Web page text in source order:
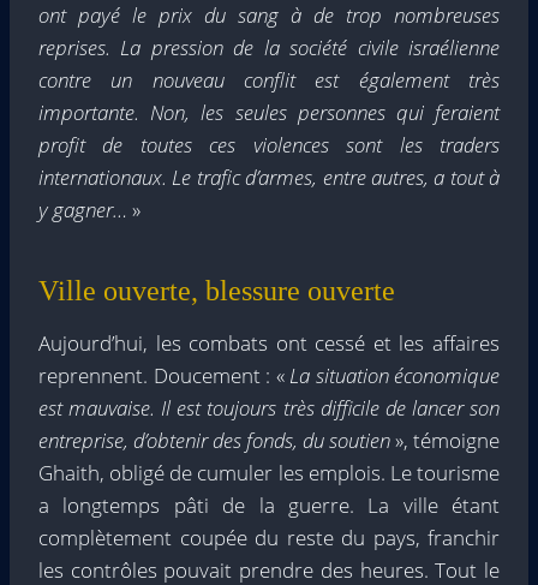
ont payé le prix du sang à de trop nombreuses
reprises. La pression de la société civile israélienne
contre un nouveau conflit est également très
importante. Non, les seules personnes qui feraient
profit de toutes ces violences sont les traders
internationaux. Le trafic d’armes, entre autres, a tout à
y gagner… »
Ville ouverte, blessure ouverte
Aujourd’hui, les combats ont cessé et les affaires
reprennent. Doucement : « La situation économique
est mauvaise. Il est toujours très difficile de lancer son
entreprise, d’obtenir des fonds, du soutien», témoigne
Ghaith, obligé de cumuler les emplois. Le tourisme
a longtemps pâti de la guerre. La ville étant
complètement coupée du reste du pays, franchir
les contrôles pouvait prendre des heures. Tout le